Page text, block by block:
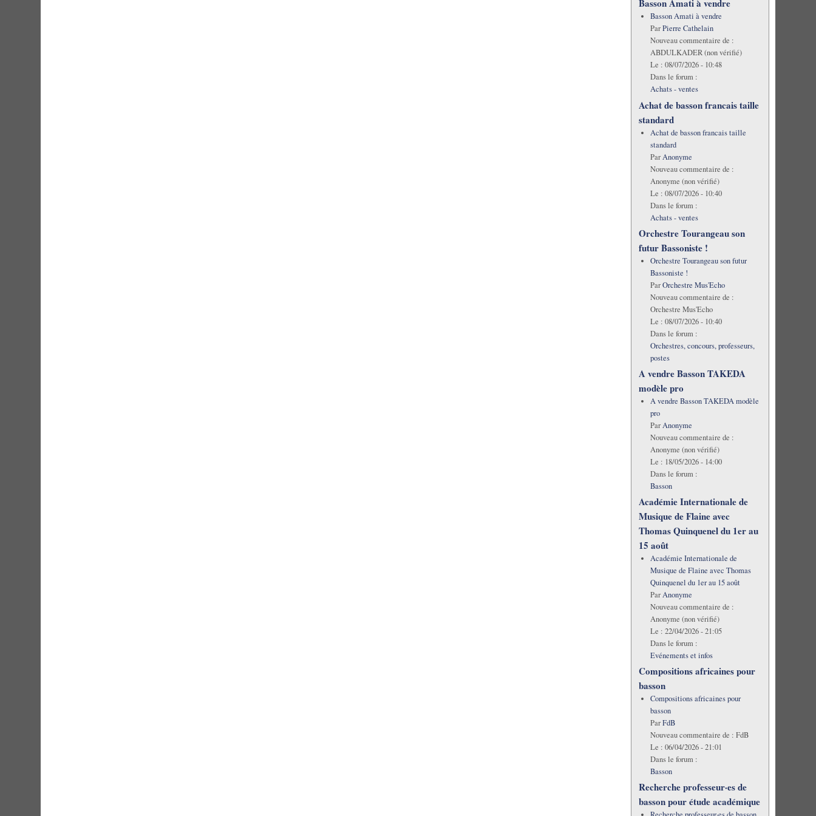
Basson Amati à vendre
Basson Amati à vendre
ParPierre Cathelain
Nouveau commentaire de :
ABDULKADER (non vérifié)
Le : 08/07/2026 - 10:48
Dans le forum :
Achats - ventes
Achat de basson francais taille
standard
Achat de basson francais taille
standard
ParAnonyme
Nouveau commentaire de :
Anonyme (non vérifié)
Le : 08/07/2026 - 10:40
Dans le forum :
Achats - ventes
Orchestre Tourangeau son
futur Bassoniste !
Orchestre Tourangeau son futur
Bassoniste !
ParOrchestre Mus'Echo
Nouveau commentaire de :
Orchestre Mus'Echo
Le : 08/07/2026 - 10:40
Dans le forum :
Orchestres, concours, professeurs,
postes
A vendre Basson TAKEDA
modèle pro
A vendre Basson TAKEDA modèle
pro
ParAnonyme
Nouveau commentaire de :
Anonyme (non vérifié)
Le : 18/05/2026 - 14:00
Dans le forum :
Basson
Académie Internationale de
Musique de Flaine avec
Thomas Quinquenel du 1er au
15 août
Académie Internationale de
Musique de Flaine avec Thomas
Quinquenel du 1er au 15 août
ParAnonyme
Nouveau commentaire de :
Anonyme (non vérifié)
Le : 22/04/2026 - 21:05
Dans le forum :
Evénements et infos
Compositions africaines pour
basson
Compositions africaines pour
basson
ParFdB
Nouveau commentaire de : FdB
Le : 06/04/2026 - 21:01
Dans le forum :
Basson
Recherche professeur·es de
basson pour étude académique